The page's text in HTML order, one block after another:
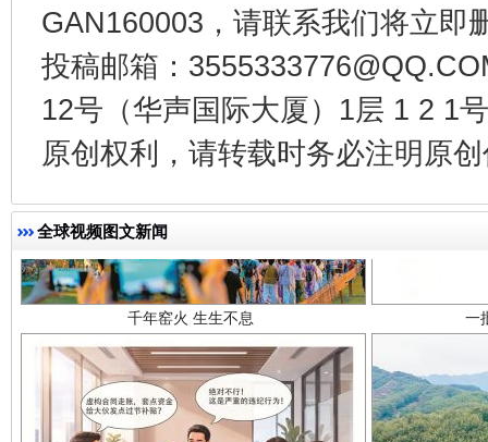
GAN160003，请联系我们将立即
投稿邮箱：
12号（华声国际大厦）1层 1 2 1
原创权利，请转载时务必注明原
全球视频图文新闻